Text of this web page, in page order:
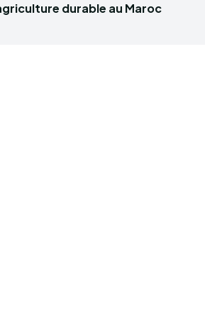
durable au Maroc